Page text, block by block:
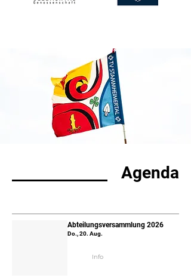
Agenda
Abteilungsversammlung 2026
Do., 20. Aug.
Info